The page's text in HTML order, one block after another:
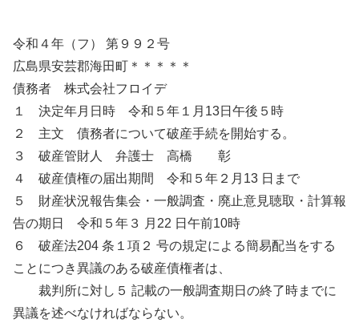
令和４年（フ） 第９９２号
広島県安芸郡海田町＊＊＊＊＊
債務者 株式会社フロイデ
１ 決定年月日時 令和５年１月13日午後５時
２ 主文 債務者について破産手続を開始する。
３ 破産管財人 弁護士 高橋 彰
４ 破産債権の届出期間 令和５年２月13 日まで
５ 財産状況報告集会・一般調査・廃止意見聴取・計算報
告の期日 令和５年３ 月22 日午前10時
６ 破産法204 条１項２ 号の規定による簡易配当をする
ことにつき異議のある破産債権者は、
裁判所に対し５ 記載の一般調査期日の終了時までに
異議を述べなければならない。